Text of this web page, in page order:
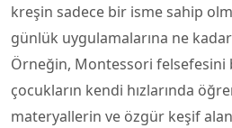
kreşin sadece bir isme sahip
günlük uygulamalarına ne
Örneğin, Montessori felsefesini
çocukların kendi hızlarında
materyallerin ve özgür keşif